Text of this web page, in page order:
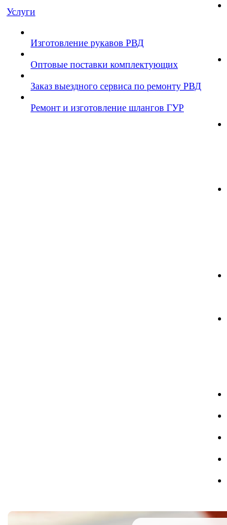
Услуги
Изготовление рукавов РВД
Оптовые поставки комплектующих
Заказ выездного сервиса по ремонту РВД
Ремонт и изготовление шлангов ГУР